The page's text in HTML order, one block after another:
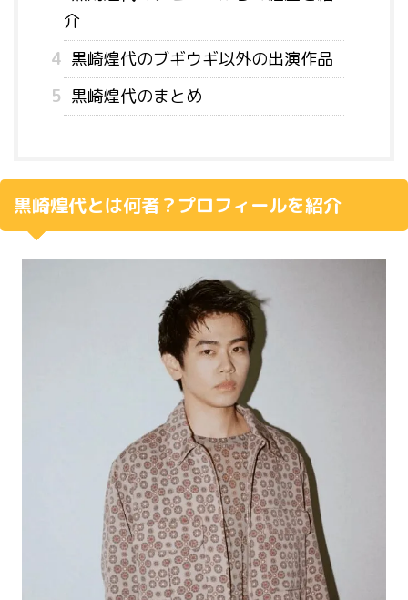
介
4 黒崎煌代のブギウギ以外の出演作品
5 黒崎煌代のまとめ
黒崎煌代とは何者？プロフィールを紹介